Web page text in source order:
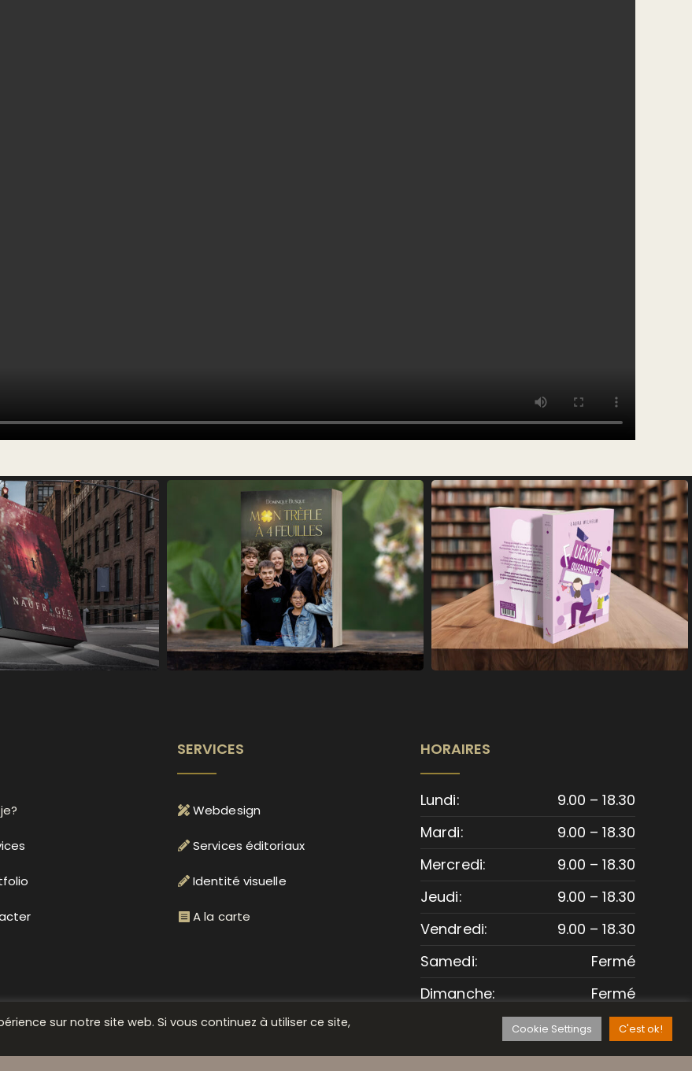
SERVICES
Webdesign
Services éditoriaux
Identité visuelle
A la carte
HORAIRES
Lundi:
9.00 – 18.30
Mardi:
9.00 – 18.30
Mercredi:
9.00 – 18.30
Jeudi:
9.00 – 18.30
Vendredi:
9.00 – 18.30
Samedi:
Fermé
Dimanche:
Fermé
WEBDESIGN |POLITIQUE DE CONFIDENTIALITÉ|MENTIONS LÉGALES
sur notre site web. Si vous continuez à utiliser ce site,
Cookie Settings C'est ok!